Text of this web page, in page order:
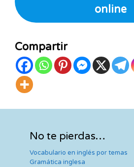
online
Compartir
No te pierdas…
Vocabulario en inglés por temas
Gramática inglesa